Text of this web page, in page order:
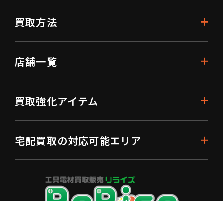
買取方法
店舗一覧
買取強化アイテム
宅配買取の対応可能エリア